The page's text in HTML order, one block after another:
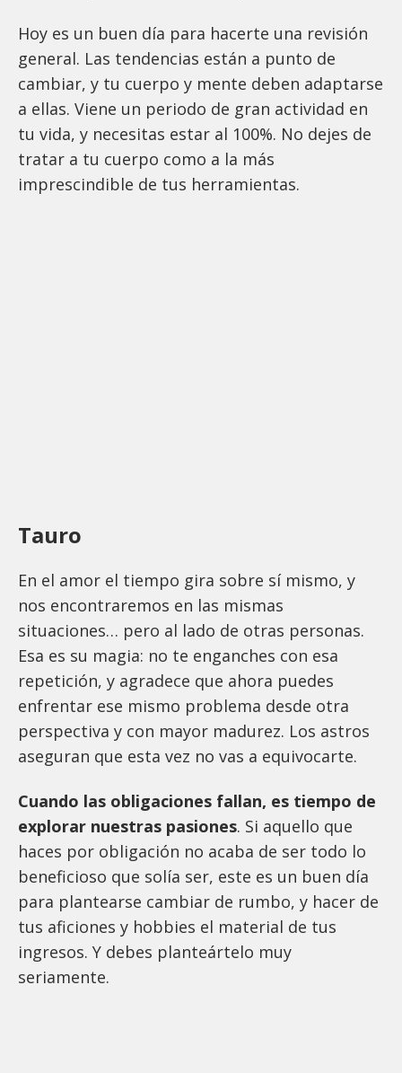
Hoy es un buen día para hacerte una revisión
general. Las tendencias están a punto de
cambiar, y tu cuerpo y mente deben adaptarse
a ellas. Viene un periodo de gran actividad en
tu vida, y necesitas estar al 100%. No dejes de
tratar a tu cuerpo como a la más
imprescindible de tus herramientas.
Tauro
En el amor el tiempo gira sobre sí mismo, y
nos encontraremos en las mismas
situaciones… pero al lado de otras personas.
Esa es su magia: no te enganches con esa
repetición, y agradece que ahora puedes
enfrentar ese mismo problema desde otra
perspectiva y con mayor madurez. Los astros
aseguran que esta vez no vas a equivocarte.
Cuando las obligaciones fallan, es tiempo de
explorar nuestras pasiones. Si aquello que
haces por obligación no acaba de ser todo lo
beneficioso que solía ser, este es un buen día
para plantearse cambiar de rumbo, y hacer de
tus aficiones y hobbies el material de tus
ingresos. Y debes planteártelo muy
seriamente.